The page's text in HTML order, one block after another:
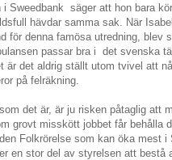
i Sweedbank säger att hon bara
hävdar samma sak. När
för denna famösa utredning, blev
passar bra i det svenska
är det aldrig ställt utom tvivel att
på felräkning.
det är, är ju risken påtaglig att
grovt misskött jobbet får behålla
Folkrörelse som kan öka mest i
en stor del av styrelsen att bestå